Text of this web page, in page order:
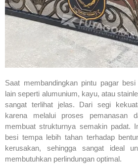
Saat membandingkan pintu pagar
lain seperti alumunium, kayu, atau
sangat terlihat jelas. Dari segi
karena melalui proses pemanasan
membuat strukturnya semakin padat.
besi tempa lebih tahan terhadap
kerusakan, sehingga sangat ideal
membutuhkan perlindungan optimal.